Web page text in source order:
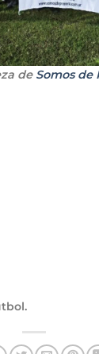
de Somos de